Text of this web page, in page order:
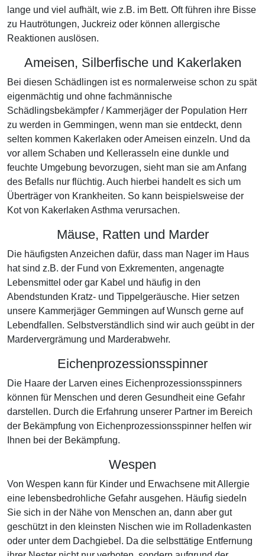
lange und viel aufhält, wie z.B. im Bett. Oft führen ihre Bisse
zu Hautrötungen, Juckreiz oder können allergische
Reaktionen auslösen.
Ameisen, Silberfische und Kakerlaken
Bei diesen Schädlingen ist es normalerweise schon zu spät
eigenmächtig und ohne fachmännische
Schädlingsbekämpfer / Kammerjäger der Population Herr
zu werden in Gemmingen, wenn man sie entdeckt, denn
selten kommen Kakerlaken oder Ameisen einzeln. Und da
vor allem Schaben und Kellerasseln eine dunkle und
feuchte Umgebung bevorzugen, sieht man sie am Anfang
des Befalls nur flüchtig. Auch hierbei handelt es sich um
Überträger von Krankheiten. So kann beispielsweise der
Kot von Kakerlaken Asthma verursachen.
Mäuse, Ratten und Marder
Die häufigsten Anzeichen dafür, dass man Nager im Haus
hat sind z.B. der Fund von Exkrementen, angenagte
Lebensmittel oder gar Kabel und häufig in den
Abendstunden Kratz- und Tippelgeräusche. Hier setzen
unsere Kammerjäger Gemmingen auf Wunsch gerne auf
Lebendfallen. Selbstverständlich sind wir auch geübt in der
Mardervergrämung und Marderabwehr.
Eichenprozessionsspinner
Die Haare der Larven eines Eichenprozessionsspinners
können für Menschen und deren Gesundheit eine Gefahr
darstellen. Durch die Erfahrung unserer Partner im Bereich
der Bekämpfung von Eichenprozessionsspinner helfen wir
Ihnen bei der Bekämpfung.
Wespen
Von Wespen kann für Kinder und Erwachsene mit Allergie
eine lebensbedrohliche Gefahr ausgehen. Häufig siedeln
Sie sich in der Nähe von Menschen an, dann aber gut
geschützt in den kleinsten Nischen wie im Rolladenkasten
oder unter dem Dachgiebel. Da die selbsttätige Entfernung